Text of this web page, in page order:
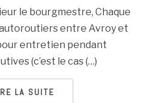
le bourgmestre, Chaque
entre Avroy et
entretien pendant
(c’est le cas (…)
LA SUITE